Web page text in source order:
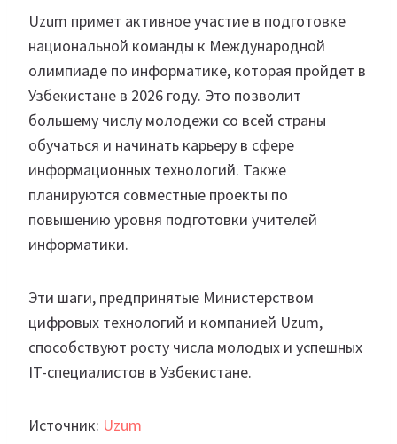
Uzum примет активное участие в подготовке
национальной команды к Международной
олимпиаде по информатике, которая пройдет в
Узбекистане в 2026 году. Это позволит
большему числу молодежи со всей страны
обучаться и начинать карьеру в сфере
информационных технологий. Также
планируются совместные проекты по
повышению уровня подготовки учителей
информатики.
Эти шаги, предпринятые Министерством
цифровых технологий и компанией Uzum,
способствуют росту числа молодых и успешных
IT-специалистов в Узбекистане.
Источник: Uzum